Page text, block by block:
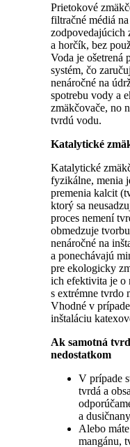
Prietokové
filtračné médiá
zodpovedajúcich
a horčík, bez
Voda je ošetrená
systém, čo
nenáročné na
spotrebu vody a
zmäkčovače, no
tvrdú vodu.
Katalytické
Katalytické
fyzikálne, menia
premenia kalcit
ktorý sa
proces nemení
obmedzuje
nenáročné na
a ponechávajú
pre ekologicky
ich efektivita je o
s extrémne tvrdo
Vhodné v
inštaláciu
Ak samotná
nedostatkom
V prípade
tvrdá a
a
Alebo
mangánu,